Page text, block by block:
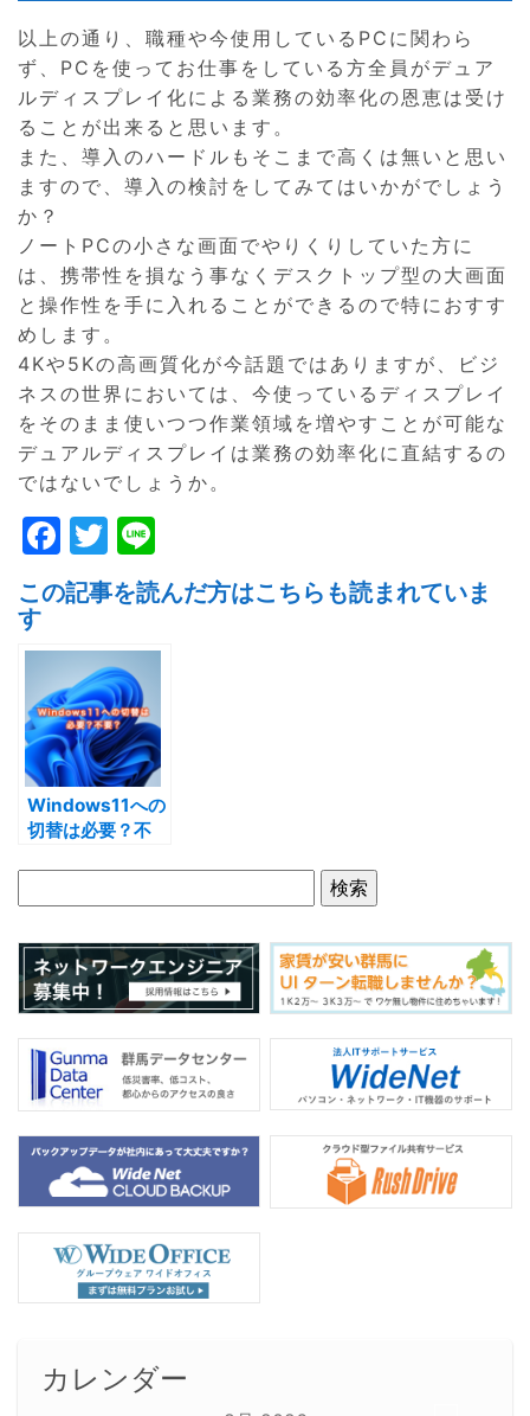
以上の通り、職種や今使用しているPCに関わら
ず、PCを使ってお仕事をしている方全員がデュア
ルディスプレイ化による業務の効率化の恩恵は受け
ることが出来ると思います。
また、導入のハードルもそこまで高くは無いと思い
ますので、導入の検討をしてみてはいかがでしょう
か？
ノートPCの小さな画面でやりくりしていた方に
は、携帯性を損なう事なくデスクトップ型の大画面
と操作性を手に入れることができるので特におすす
めします。
4Kや5Kの高画質化が今話題ではありますが、ビジ
ネスの世界においては、今使っているディスプレイ
をそのまま使いつつ作業領域を増やすことが可能な
デュアルディスプレイは業務の効率化に直結するの
ではないでしょうか。
F
a
c
e
b
o
o
k
T
w
itt
er
n
e
この記事を読んだ方はこちらも読まれていま
す
Windows11への
切替は必要？不
カレンダー